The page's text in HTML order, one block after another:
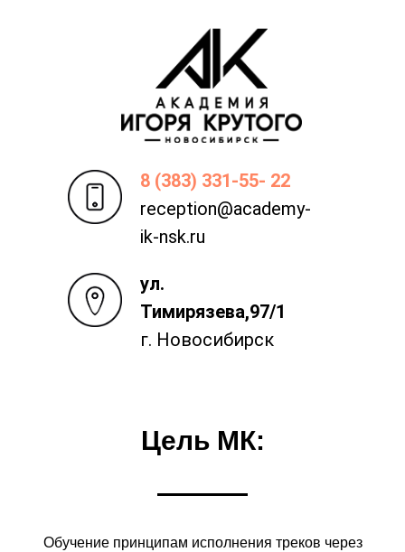
8 (383) 331-55- 22
reception@academy-
ik-nsk.ru
ул.
Тимирязева,97/1
г. Новосибирск
Цель МК:
Обучение принципам исполнения треков через